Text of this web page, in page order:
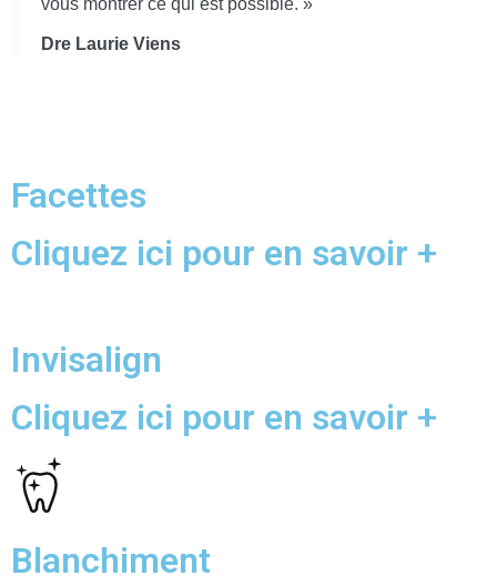
vous montrer ce qui est possible. »
Dre Laurie Viens
Facettes
Cliquez ici pour en savoir +
Invisalign
Cliquez ici pour en savoir +
Blanchiment